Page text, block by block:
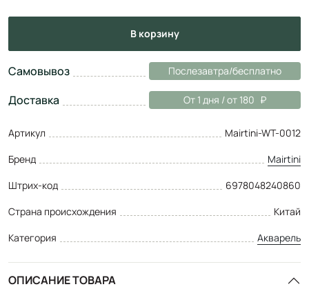
в корзину
Самовывоз Послезавтра/бесплатно
Доставка От 1 дня / от 180
Артикул
Mairtini-WT-0012
Бренд
Mairtini
Штрих-код
6978048240860
Страна происхождения
Китай
Категория
Акварель
ОПИСАНИЕ ТОВАРА